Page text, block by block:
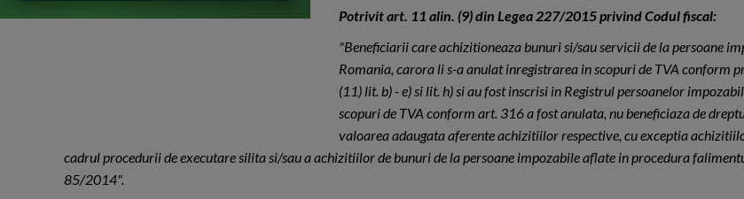
Potrivit art. 11 alin. (9) din Legea 227/2015 privind Codul fiscal:
"Beneficiarii care achizitioneaza bunuri si/sau servicii de la persoane
Romania, carora li s-a anulat inregistrarea in scopuri de TVA conform
(11) lit. b) - e) si lit. h) si au fost inscrisi in Registrul persoanelor
scopuri de TVA conform art. 316 a fost anulata, nu beneficiaza de
valoarea adaugata aferente achizitiilor respective, cu exceptia
cadrul procedurii de executare silita si/sau a achizitiilor de bunuri de la persoane impozabile aflate in procedura
85/2014".